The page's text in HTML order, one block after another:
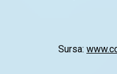
Sursa: